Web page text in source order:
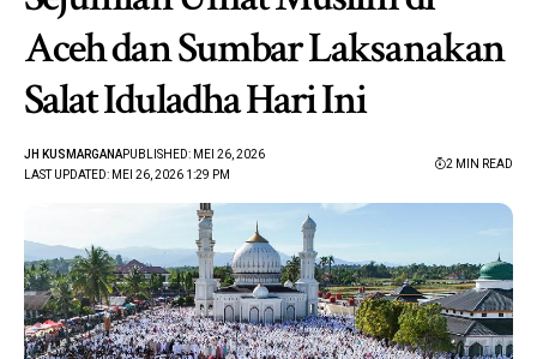
Aceh dan Sumbar Laksanakan
Salat Iduladha Hari Ini
LAST UPDATED: MEI 26, 2026 1:29 PM
JH KUSMARGANAPUBLISHED: MEI 26, 2026
2 MIN READ